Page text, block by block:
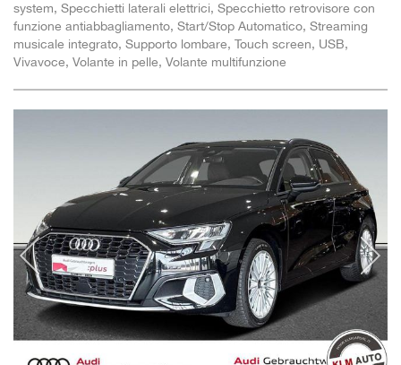
system, Specchietti laterali elettrici, Specchietto retrovisore con
funzione antiabbagliamento, Start/Stop Automatico, Streaming
musicale integrato, Supporto lombare, Touch screen, USB,
Vivavoce, Volante in pelle, Volante multifunzione